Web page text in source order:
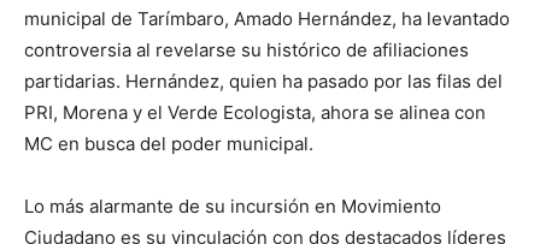
municipal de Tarímbaro, Amado Hernández, ha levantado
controversia al revelarse su histórico de afiliaciones
partidarias. Hernández, quien ha pasado por las filas del
PRI, Morena y el Verde Ecologista, ahora se alinea con
MC en busca del poder municipal.
Lo más alarmante de su incursión en Movimiento
Ciudadano es su vinculación con dos destacados líderes